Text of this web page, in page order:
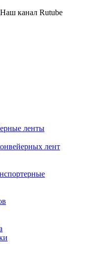
ленты
лент